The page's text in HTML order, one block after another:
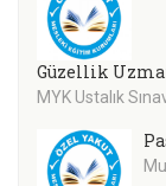
Güzellik
MYK Ustalık